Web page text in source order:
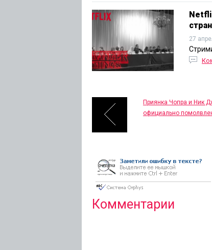
27
Приянка Чопра и Ник
официально
Комментарии